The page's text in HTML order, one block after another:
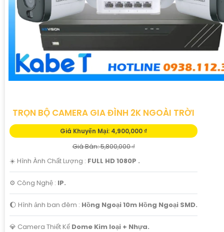
TRỌN BỘ CAMERA GIA ĐÌNH 2K NGOÀI TRỜI
Giá Khuyến Mại: 4,900,000 ₫
Giá Bán: 5,800,000 ₫
☀️ Hình Ành Chất Lượng : FULL HD 1080P .
⚙ Công Nghệ : IP.
🌔 Hình ảnh ban đêm : Hồng Ngoại 10m Hồng Ngoại SMD.
💎 Camera Thiết Kế Dome Kim loại + Nhựa.